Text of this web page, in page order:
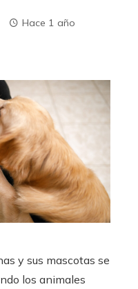
Hace 1 año
y sus mascotas se
los animales